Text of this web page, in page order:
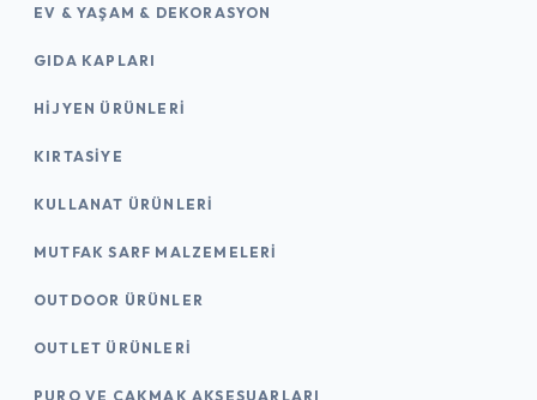
EV & YAŞAM & DEKORASYON
GIDA KAPLARI
HIJYEN ÜRÜNLERI
KIRTASİYE
KULLANAT ÜRÜNLERI
MUTFAK SARF MALZEMELERI
OUTDOOR ÜRÜNLER
OUTLET ÜRÜNLERI
PURO VE ÇAKMAK AKSESUARLARI